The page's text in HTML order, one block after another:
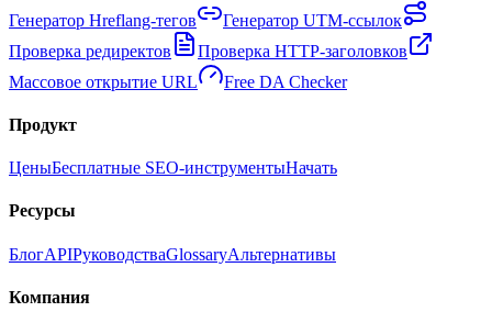
Генератор Hreflang-тегов
Генератор UTM-ссылок
Проверка редиректов
Проверка HTTP-заголовков
Массовое открытие URL
Free DA Checker
Продукт
ЦеныБесплатные SEO-инструментыНачать
Ресурсы
БлогAPIРуководстваGlossaryАльтернативы
Компания